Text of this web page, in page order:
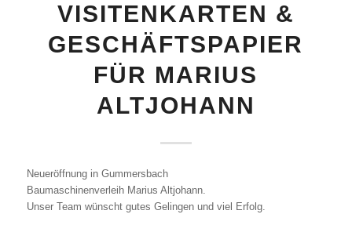
VISITENKARTEN &
GESCHÄFTSPAPIER
FÜR MARIUS
ALTJOHANN
Neueröffnung in Gummersbach
Baumaschinenverleih Marius Altjohann.
Unser Team wünscht gutes Gelingen und viel Erfolg.